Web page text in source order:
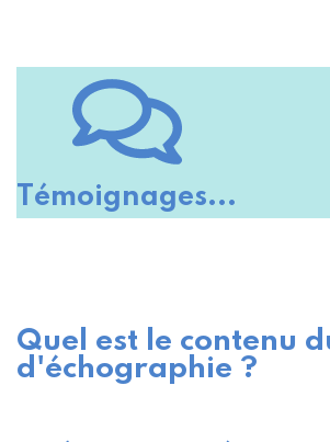
Témoignages...
Quel est le contenu
d'échographie ?